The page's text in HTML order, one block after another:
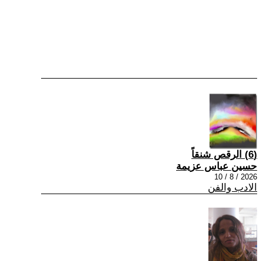
(6) الرقص شنقاً
حسين عباس عزيمة
2026 / 8 / 10
الادب والفن